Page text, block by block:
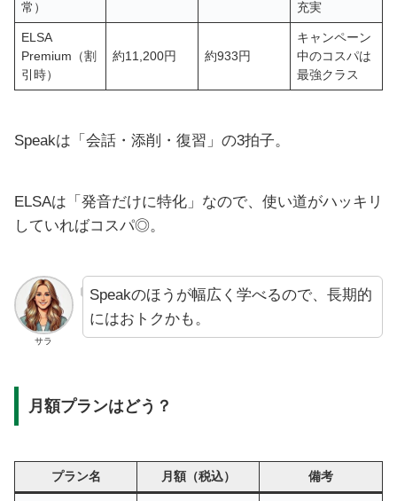
常）
充実
ELSA
Premium（割
引時）
約11,200円 約933円
キャンペーン
中のコスパは
最強クラス
Speakは「会話・添削・復習」の3拍子。
ELSAは「発音だけに特化」なので、使い道がハッキリ
していればコスパ◎。
サラ
Speakのほうが幅広く学べるので、長期的
にはおトクかも。
月額プランはどう？
プラン名 月額（税込） 備考